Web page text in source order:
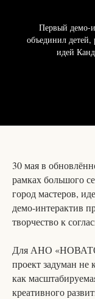
Первый демо-
объединил детей,
идей
30 мая в
рамках большого
город мастеров,
демо-интерактив
творчество к
Для АНО
проект задуман не
как
креативного